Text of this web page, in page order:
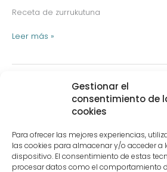
Gestionar el
consentimiento de
cookies
Para ofrecer las mejores experiencias,
las cookies para almacenar y/o acceder a
dispositivo. El consentimiento de estas
procesar datos como el comportamiento
Receta de zurrukutuna
tierra
Leer más »
Presentación de
innovación
Basque Food
Sin categoría/Amaia
innovación
gastronómica
del